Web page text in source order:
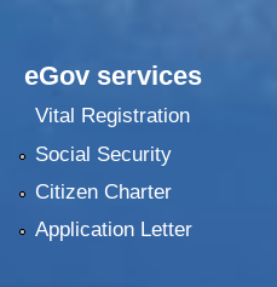
eGov services
Vital Registration
Social Security
Citizen Charter
Application Letter